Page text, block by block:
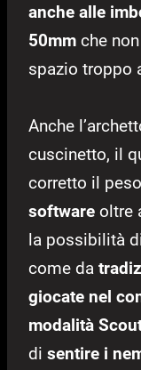
anche alle
50mm che
spazio troppo
Anche
cuscinetto, il
corretto il
software oltre
la possibilità
come da
giocate nel
modalità
di sentire i